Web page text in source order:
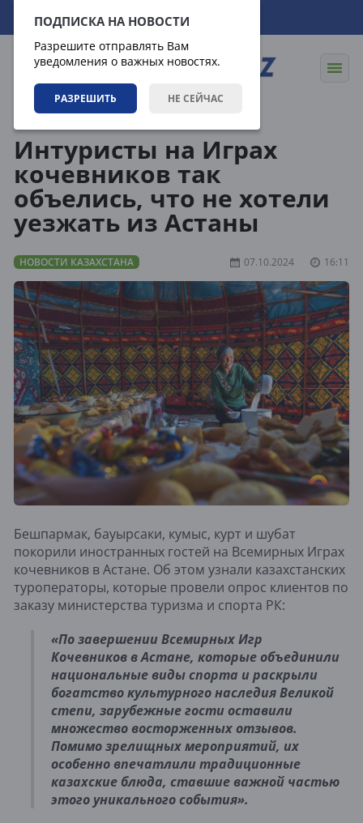
ПОДПИСКА НА НОВОСТИ
Разрешите отправлять Вам
уведомления о важных новостях.
РАЗРЕШИТЬ НЕ СЕЙЧАС
10.08.2026 18:32:54
Интуристы на Играх
кочевников так
объелись, что не хотели
уезжать из Астаны
НОВОСТИ КАЗАХСТАНА 07.10.2024 16:11
Бешпармак, бауырсаки, кумыс, курт и шубат
покорили иностранных гостей на Всемирных Играх
кочевников в Астане. Об этом узнали казахстанских
туроператоры, которые провели опрос клиентов по
заказу министерства туризма и спорта РК:
«По завершении Всемирных Игр
Кочевников в Астане, которые объединили
национальные виды спорта и раскрыли
богатство культурного наследия Великой
степи, зарубежные гости оставили
множество восторженных отзывов.
Помимо зрелищных мероприятий, их
особенно впечатлили традиционные
казахские блюда, ставшие важной частью
этого уникального события».